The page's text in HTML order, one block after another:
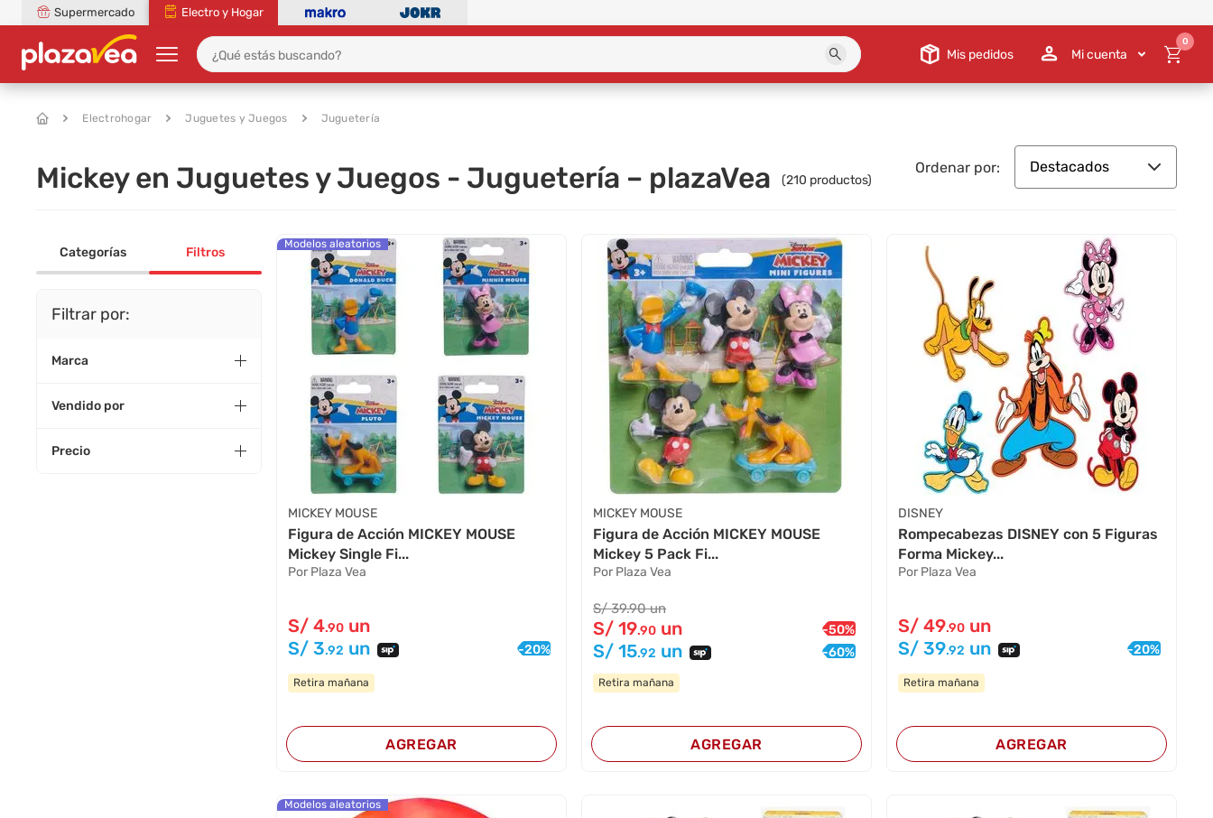
Supermercado Electro y Hogar
Mis pedidos Mi cuenta
0
Electrohogar Juguetes y Juegos Juguetería
Mickey en Juguetes y Juegos - Juguetería – plazaVea (210 productos)
Ordenar por: Destacados
Categorías Filtros
Filtrar por:
Marca
Vendido por
Precio
Modelos aleatorios
MICKEY MOUSE
Figura de Acción MICKEY MOUSE
Mickey Single Fi...
Por Plaza Vea
S/4.90 un
S/3.92 un -20%
Retira mañana
AGREGAR
MICKEY MOUSE
Figura de Acción MICKEY MOUSE
Mickey 5 Pack Fi...
Por Plaza Vea
S/39.90 un
S/19.90 un -50%
S/15.92 un -60%
Retira mañana
AGREGAR
DISNEY
Rompecabezas DISNEY con 5 Figuras
Forma Mickey...
Por Plaza Vea
S/ 49.90 un
S/ 39.92 un -20%
Retira mañana
AGREGAR
Modelos aleatorios